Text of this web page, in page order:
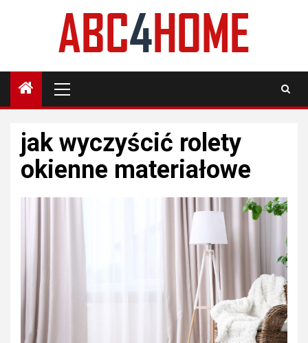
Menu
jak wyczyścić rolety
okienne materiałowe